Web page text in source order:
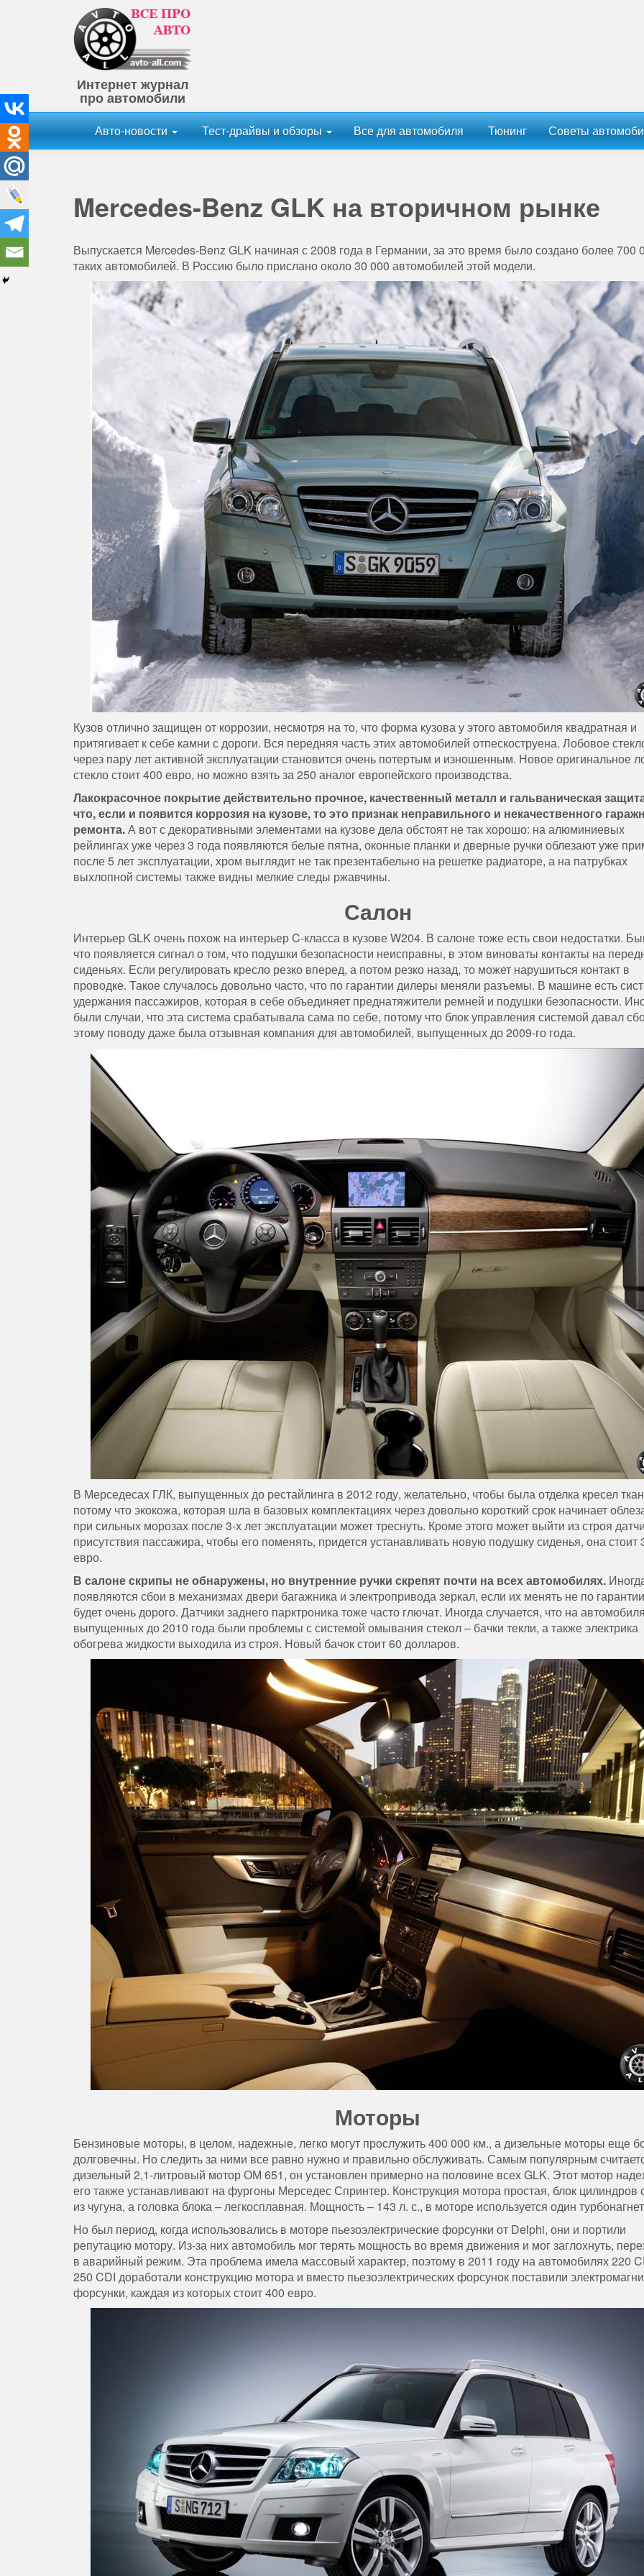
Интернет журнал
про автомобили
Авто-новости Тест-драйвы и обзоры Все для автомобиля Тюнинг Советы
Mercedes-Benz GLK на вторичном рынке
Выпускается Mercedes-Benz GLK начиная с 2008 года в Германии, за это время было создано более 700
таких автомобилей. В Россию было прислано около 30 000 автомобилей этой модели.
Кузов отлично защищен от коррозии, несмотря на то, что форма кузова у этого автомобиля квадратная и
притягивает к себе камни с дороги. Вся передняя часть этих автомобилей отпескоструена. Лобовое
через пару лет активной эксплуатации становится очень потертым и изношенным. Новое оригинальное
стекло стоит 400 евро, но можно взять за 250 аналог европейского производства.
Лакокрасочное покрытие действительно прочное, качественный металл и гальваническая
что, если и появится коррозия на кузове, то это признак неправильного и некачественного
ремонта.А вот с декоративными элементами на кузове дела обстоят не так хорошо: на алюминиевых
рейлингах уже через 3 года появляются белые пятна, оконные планки и дверные ручки облезают уже
после 5 лет эксплуатации, хром выглядит не так презентабельно на решетке радиаторе, а на патрубках
выхлопной системы также видны мелкие следы ржавчины.
Салон
Интерьер GLK очень похож на интерьер C-класса в кузове W204. В салоне тоже есть свои недостатки.
что появляется сигнал о том, что подушки безопасности неисправны, в этом виноваты контакты на
сиденьях. Если регулировать кресло резко вперед, а потом резко назад, то может нарушиться контакт в
проводке. Такое случалось довольно часто, что по гарантии дилеры меняли разъемы. В машине есть
удержания пассажиров, которая в себе объединяет преднатяжители ремней и подушки безопасности.
были случаи, что эта система срабатывала сама по себе, потому что блок управления системой давал
этому поводу даже была отзывная компания для автомобилей, выпущенных до 2009-го года.
В Мерседесах ГЛК, выпущенных до рестайлинга в 2012 году, желательно, чтобы была отделка кресел
потому что экокожа, которая шла в базовых комплектациях через довольно короткий срок начинает
при сильных морозах после 3-х лет эксплуатации может треснуть. Кроме этого может выйти из строя
присутствия пассажира, чтобы его поменять, придется устанавливать новую подушку сиденья, она стоит
евро.
В салоне скрипы не обнаружены, но внутренние ручки скрепят почти на всех автомобилях.
появляются сбои в механизмах двери багажника и электропривода зеркал, если их менять не по
будет очень дорого. Датчики заднего парктроника тоже часто глючат. Иногда случается, что на
выпущенных до 2010 года были проблемы с системой омывания стекол – бачки текли, а также электрика
обогрева жидкости выходила из строя. Новый бачок стоит 60 долларов.
Моторы
Бензиновые моторы, в целом, надежные, легко могут прослужить 400 000 км., а дизельные моторы еще
долговечны. Но следить за ними все равно нужно и правильно обслуживать. Самым популярным
дизельный 2,1-литровый мотор ОМ 651, он установлен примерно на половине всех GLK. Этот мотор
его также устанавливают на фургоны Мерседес Спринтер. Конструкция мотора простая, блок цилиндров
из чугуна, а головка блока – легкосплавная. Мощность – 143 л. с., в моторе используется один
Но был период, когда использовались в моторе пьезоэлектрические форсунки от Delphi, они и портили
репутацию мотору. Из-за них автомобиль мог терять мощность во время движения и мог заглохнуть,
в аварийный режим. Эта проблема имела массовый характер, поэтому в 2011 году на автомобилях 220
250 CDI доработали конструкцию мотора и вместо пьезоэлектрических форсунок поставили
форсунки, каждая из которых стоит 400 евро.